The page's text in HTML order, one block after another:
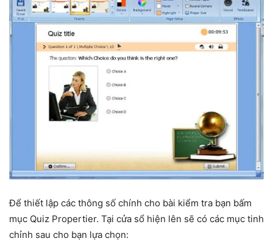
Để thiết lập các thông số chính cho bài kiểm tra bạn bấm
mục Quiz Propertier. Tại cửa sổ hiện lên sẽ có các mục tinh
chỉnh sau cho bạn lựa chọn: